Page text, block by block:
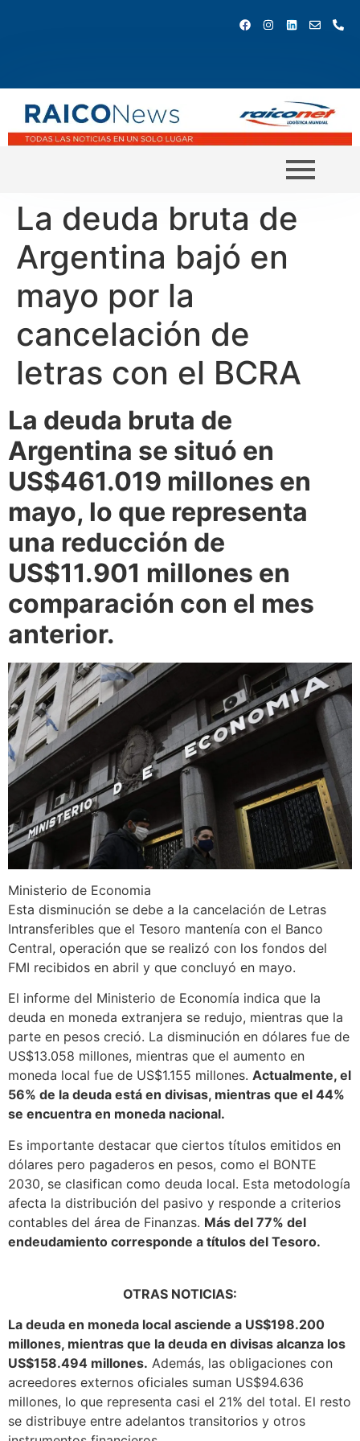
La deuda bruta de
Argentina bajó en
mayo por la
cancelación de
letras con el BCRA
La deuda bruta de
Argentina se situó en
US$461.019 millones en
mayo, lo que representa
una reducción de
US$11.901 millones en
comparación con el mes
anterior.
Ministerio de Economia
Esta disminución se debe a la cancelación de Letras
Intransferibles que el Tesoro mantenía con el Banco
Central, operación que se realizó con los fondos del
FMI recibidos en abril y que concluyó en mayo.
El informe del Ministerio de Economía indica que la
deuda en moneda extranjera se redujo, mientras que la
parte en pesos creció. La disminución en dólares fue de
US$13.058 millones, mientras que el aumento en
moneda local fue de US$1.155 millones. Actualmente, el
56% de la deuda está en divisas, mientras que el 44%
se encuentra en moneda nacional.
Es importante destacar que ciertos títulos emitidos en
dólares pero pagaderos en pesos, como el BONTE
2030, se clasifican como deuda local. Esta metodología
afecta la distribución del pasivo y responde a criterios
contables del área de Finanzas. Más del 77% del
endeudamiento corresponde a títulos del Tesoro.
OTRAS NOTICIAS:
La deuda en moneda local asciende a US$198.200
millones, mientras que la deuda en divisas alcanza los
US$158.494 millones. Además, las obligaciones con
acreedores externos oficiales suman US$94.636
millones, lo que representa casi el 21% del total. El resto
se distribuye entre adelantos transitorios y otros